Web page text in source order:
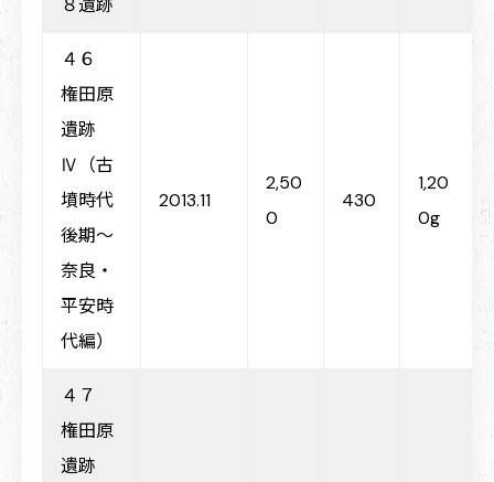
８遺跡
４６
権田原
遺跡
Ⅳ（古
墳時代
後期～
奈良・
平安時
代編）
2013.11
2,50
0
430
1,20
0g
４７
権田原
遺跡